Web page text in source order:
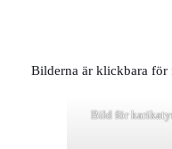
Bilderna är klickbara för
Bild för